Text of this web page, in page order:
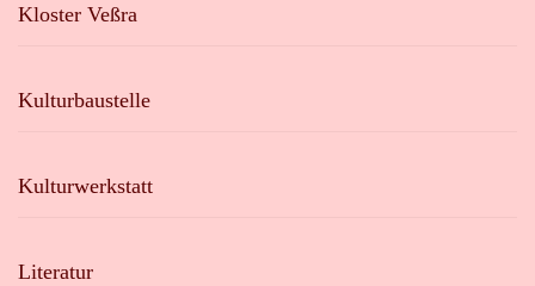
Kloster Veßra
Kulturbaustelle
Kulturwerkstatt
Literatur